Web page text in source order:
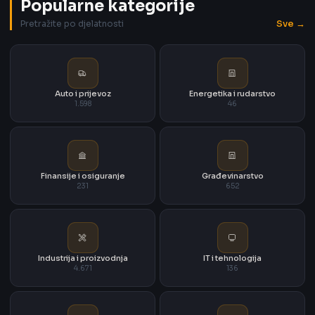
Popularne kategorije
Pretražite po djelatnosti Sve →
Auto i prijevoz
1.598
Energetika i rudarstvo
46
Finansije i osiguranje
231
Građevinarstvo
652
Industrija i proizvodnja
4.671
IT i tehnologija
136